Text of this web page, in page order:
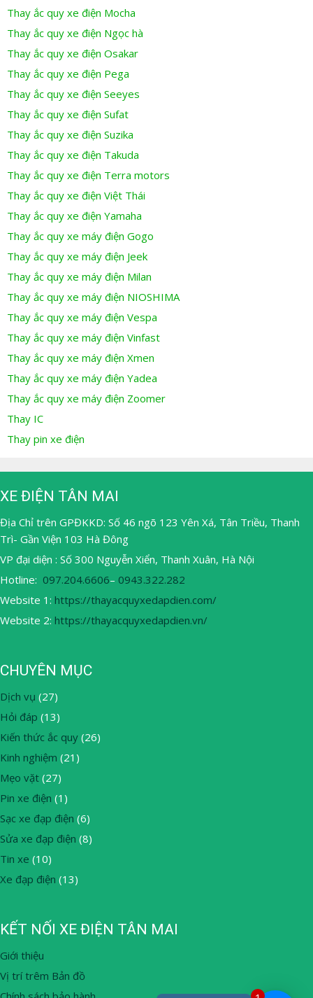
Thay ắc quy xe điện Mocha
Thay ắc quy xe điện Ngọc hà
Thay ắc quy xe điện Osakar
Thay ắc quy xe điện Pega
Thay ắc quy xe điện Seeyes
Thay ắc quy xe điện Sufat
Thay ắc quy xe điện Suzika
Thay ắc quy xe điện Takuda
Thay ắc quy xe điện Terra motors
Thay ắc quy xe điện Việt Thái
Thay ắc quy xe điện Yamaha
Thay ắc quy xe máy điện Gogo
Thay ắc quy xe máy điện Jeek
Thay ắc quy xe máy điện Milan
Thay ắc quy xe máy điện NIOSHIMA
Thay ắc quy xe máy điện Vespa
Thay ắc quy xe máy điện Vinfast
Thay ắc quy xe máy điện Xmen
Thay ắc quy xe máy điện Yadea
Thay ắc quy xe máy điện Zoomer
Thay IC
Thay pin xe điện
XE ĐIỆN TÂN MAI
Địa Chỉ trên GPĐKKD: Số 46 ngõ 123 Yên Xá, Tân Triều, Thanh
Trì- Gần Viện 103 Hà Đông
VP đại diện : Số 300 Nguyễn Xiển, Thanh Xuân, Hà Nội
Hotline: 097.204.6606– 0943.322.282
Website 1: https://thayacquyxedapdien.com/
Website 2: https://thayacquyxedapdien.vn/
CHUYÊN MỤC
Dịch vụ (27)
Hỏi đáp (13)
Kiến thức ắc quy (26)
Kinh nghiệm (21)
Mẹo vặt (27)
Pin xe điện (1)
Sạc xe đạp điện (6)
Sửa xe đạp điện (8)
Tin xe (10)
Xe đạp điện (13)
KẾT NỐI XE ĐIỆN TÂN MAI
Giới thiệu
Vị trí trêm Bản đồ